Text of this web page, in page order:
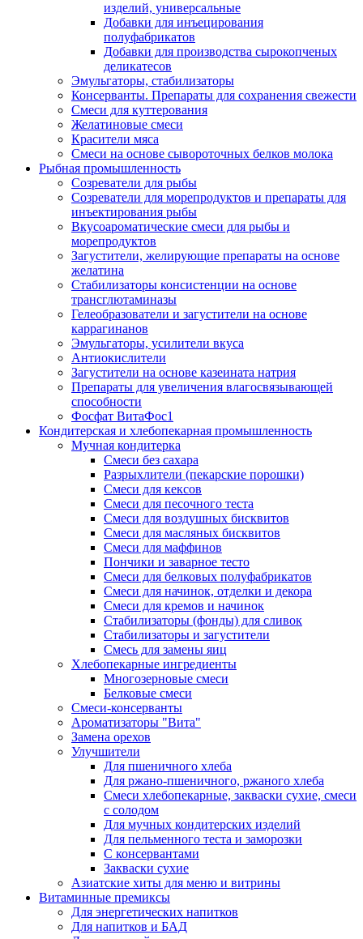
изделий, универсальные
Добавки для инъецирования
полуфабрикатов
Добавки для производства сырокопченых
деликатесов
Эмульгаторы, стабилизаторы
Консерванты. Препараты для сохранения свежести
Смеси для куттерования
Желатиновые смеси
Красители мяса
Смеси на основе сывороточных белков молока
Рыбная промышленность
Созреватели для рыбы
Созреватели для морепродуктов и препараты для
инъектирования рыбы
Вкусоароматические смеси для рыбы и
морепродуктов
Загустители, желирующие препараты на основе
желатина
Стабилизаторы консистенции на основе
трансглютаминазы
Гелеобразователи и загустители на основе
каррагинанов
Эмульгаторы, усилители вкуса
Антиокислители
Загустители на основе казеината натрия
Препараты для увеличения влагосвязывающей
способности
Фосфат ВитаФос1
Кондитерская и хлебопекарная промышленность
Мучная кондитерка
Смеси без сахара
Разрыхлители (пекарские порошки)
Смеси для кексов
Смеси для песочного теста
Смеси для воздушных бисквитов
Смеси для масляных бисквитов
Смеси для маффинов
Пончики и заварное тесто
Cмеси для белковых полуфабрикатов
Смеси для начинок, отделки и декора
Смеси для кремов и начинок
Стабилизаторы (фонды) для сливок
Стабилизаторы и загустители
Смесь для замены яиц
Хлебопекарные ингредиенты
Многозерновые смеси
Белковые смеси
Смеси-консерванты
Ароматизаторы "Вита"
Замена орехов
Улучшители
Для пшеничного хлеба
Для ржано-пшеничного, ржаного хлеба
Смеси хлебопекарные, закваски сухие, смеси
с солодом
Для мучных кондитерских изделий
Для пельменного теста и заморозки
С консервантами
Закваски сухие
Азиатские хиты для меню и витрины
Витаминные премиксы
Для энергетических напитков
Для напитков и БАД